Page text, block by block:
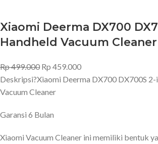
Xiaomi Deerma DX700
Handheld Vacuum Cleaner
Rp499.000 Rp 459.000
Deskripsi?Xiaomi Deerma DX700 DX700S
Vacuum Cleaner
Garansi 6 Bulan
Xiaomi Vacuum Cleaner ini memiliki bentuk